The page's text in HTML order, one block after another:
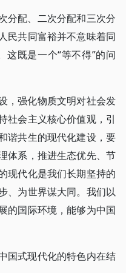
分配、二次分配和三次分
民共同富裕并不意味着同
既是一个“等不得”的问
，强化物质文明对社会发
社会主义核心价值观，引
谐共生的现代化建设，要
体系，推进生态优先、节
现代化是我们长期坚持的
、为世界谋大同。我们以
的国际环境，能够为中国
国式现代化的特色内在结